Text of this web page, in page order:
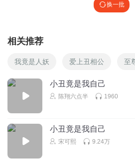
九尾狐九绒
喜欢黄色的朋友点个赞吧
2023-08-02
换一批
相关推荐
我竟是人妖 爱上丑相公 至
小丑竟是我自己
陈翔六点半 1960
小丑竟是我自己
宋可熙 9.24万